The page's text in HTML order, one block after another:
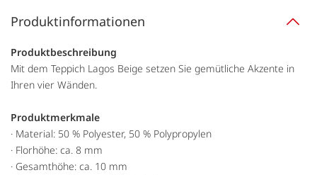
Produktinformationen
Produktbeschreibung
Mit dem Teppich Lagos Beige setzen Sie gemütliche Akzente in
Ihren vier Wänden.
Produktmerkmale
· Material: 50 % Polyester, 50 % Polypropylen
· Florhöhe: ca. 8 mm
· Gesamthöhe: ca. 10 mm